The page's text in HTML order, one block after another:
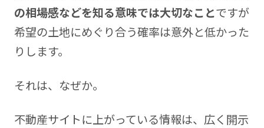
の相場感などを知る意味では大切なことですが
希望の土地にめぐり合う確率は意外と低かった
りします。
それは、なぜか。
不動産サイトに上がっている情報は、広く開示